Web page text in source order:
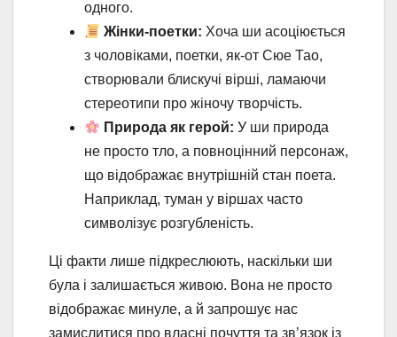
одного.
Жінки-поетки: Хоча ши асоціюється
з чоловіками, поетки, як-от Сюе Тао,
створювали блискучі вірші, ламаючи
стереотипи про жіночу творчість.
Природа як герой: У ши природа
не просто тло, а повноцінний персонаж,
що відображає внутрішній стан поета.
Наприклад, туман у віршах часто
символізує розгубленість.
Ці факти лише підкреслюють, наскільки ши
була і залишається живою. Вона не просто
відображає минуле, а й запрошує нас
замислитися про власні почуття та зв’язок із